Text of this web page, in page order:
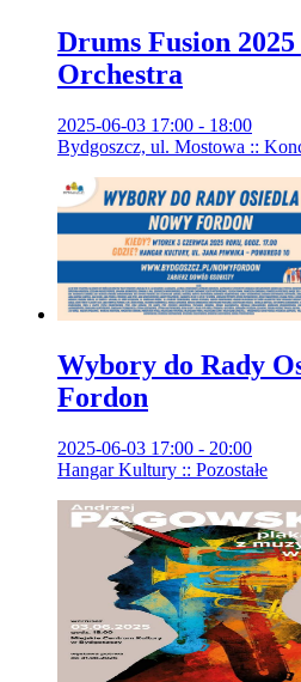
Drums Fusion
Orchestra
2025-06-03 17:00 - 18:00
Bydgoszcz, ul. Mostowa ::
Wybory do Rady
Fordon
2025-06-03 17:00 - 20:00
Hangar Kultury :: Pozostałe